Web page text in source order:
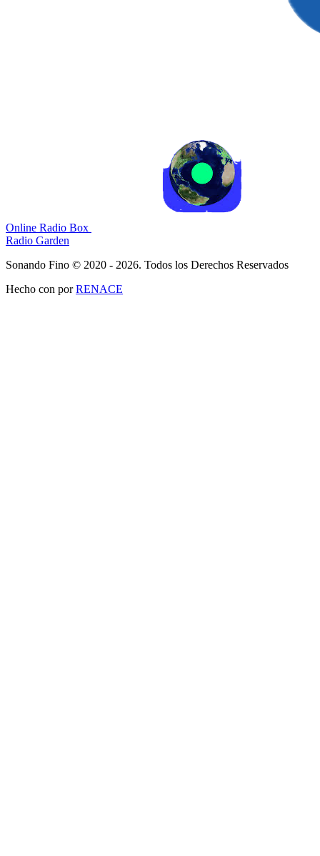
Online Radio Box
Radio Garden
Sonando Fino © 2020 - 2026. Todos los Derechos Reservados
Hecho con porRENACE